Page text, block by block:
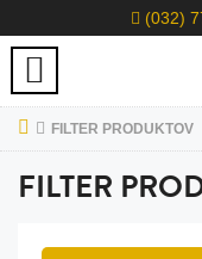
(032)
FILTER PRODUKTOV
FILTER